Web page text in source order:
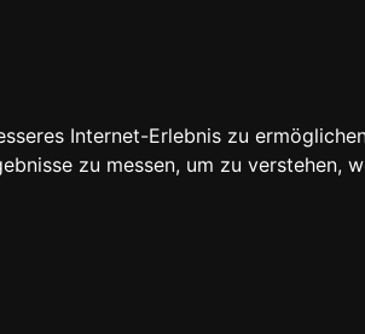
Internet-Erlebnis zu
zu messen, um zu verstehen,